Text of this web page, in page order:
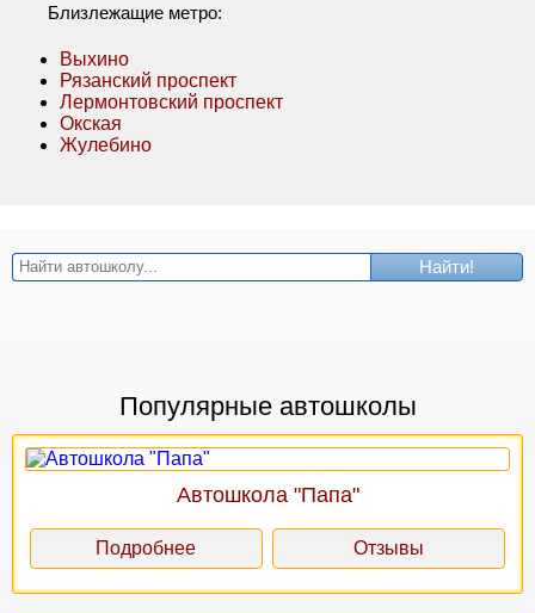
Близлежащие метро:
Выхино
Рязанский проспект
Лермонтовский проспект
Окская
Жулебино
Найти!
Популярные автошколы
Автошкола "Папа"
Подробнее Отзывы